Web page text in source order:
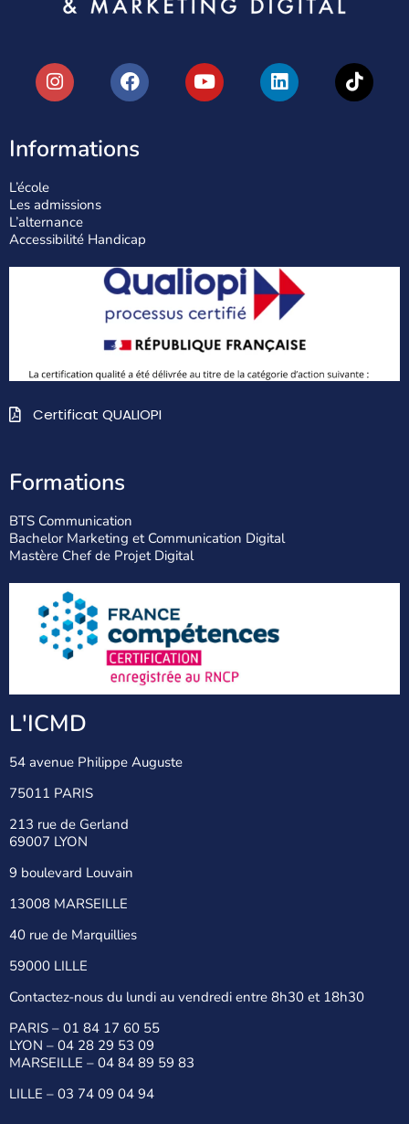
Informations
L’école
Les admissions
L’alternance
Accessibilité Handicap
Certificat QUALIOPI
Formations
BTS Communication
Bachelor Marketing et Communication Digital
Mastère Chef de Projet Digital
L'ICMD
54 avenue Philippe Auguste
75011 PARIS
213 rue de Gerland
69007 LYON
9 boulevard Louvain
13008 MARSEILLE
40 rue de Marquillies
59000 LILLE
Contactez-nous du lundi au vendredi entre 8h30 et 18h30
PARIS – 01 84 17 60 55
LYON – 04 28 29 53 09
MARSEILLE – 04 84 89 59 83
LILLE – 03 74 09 04 94